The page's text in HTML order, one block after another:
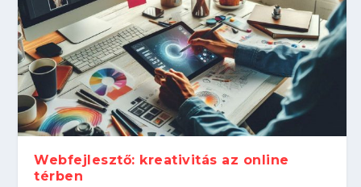
Kitalálod, mire használják ezeket a
gépeket?
Nem sikerült az egyetemi felvételi?
Tanulj szakmát!
Szoftverfejlesztő: verseny kódban –
amikor néhány sor program dönti el a
világversenyt...
Digitális detox – hogyan kapcsolódj ki
telefon nélkül?
Webfejlesztő: kreativitás az online
térben